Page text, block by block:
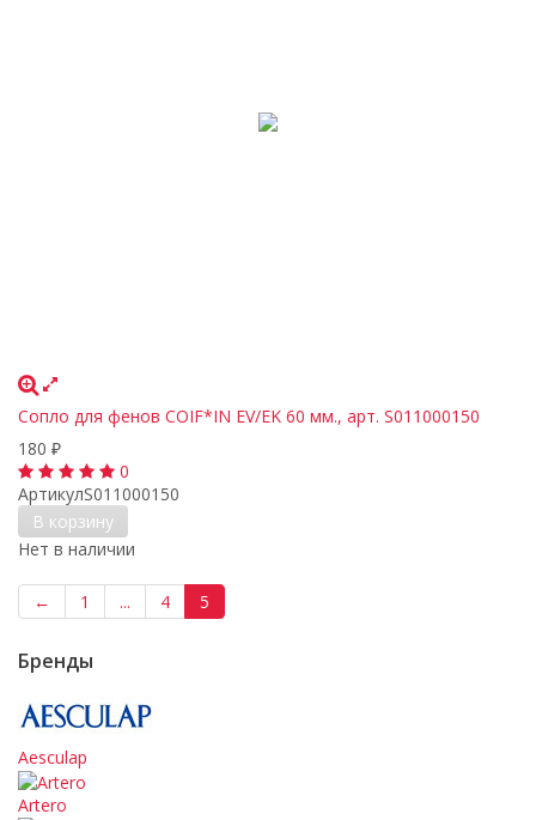
Сопло для фенов COIF*IN EV/EK 60 мм., арт. S011000150
180 ₽
0
АртикулS011000150
В корзину
Нет в наличии
← 1 ... 4 5
Бренды
Aesculap
Artero